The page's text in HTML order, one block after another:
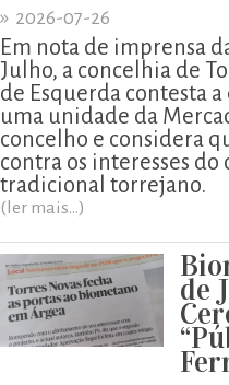
» 2026-07-26
Em nota de imprensa
Julho, a concelhia de
de Esquerda contesta
uma unidade da
concelho e considera
contra os interesses do
tradicional torrejano.
(ler mais...)
de